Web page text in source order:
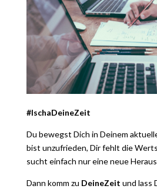
#IschaDeineZeit
Du bewegst Dich in Deinem
bist unzufrieden, Dir fehlt die
sucht einfach nur eine neue
Dann komm zu DeineZeit und lass